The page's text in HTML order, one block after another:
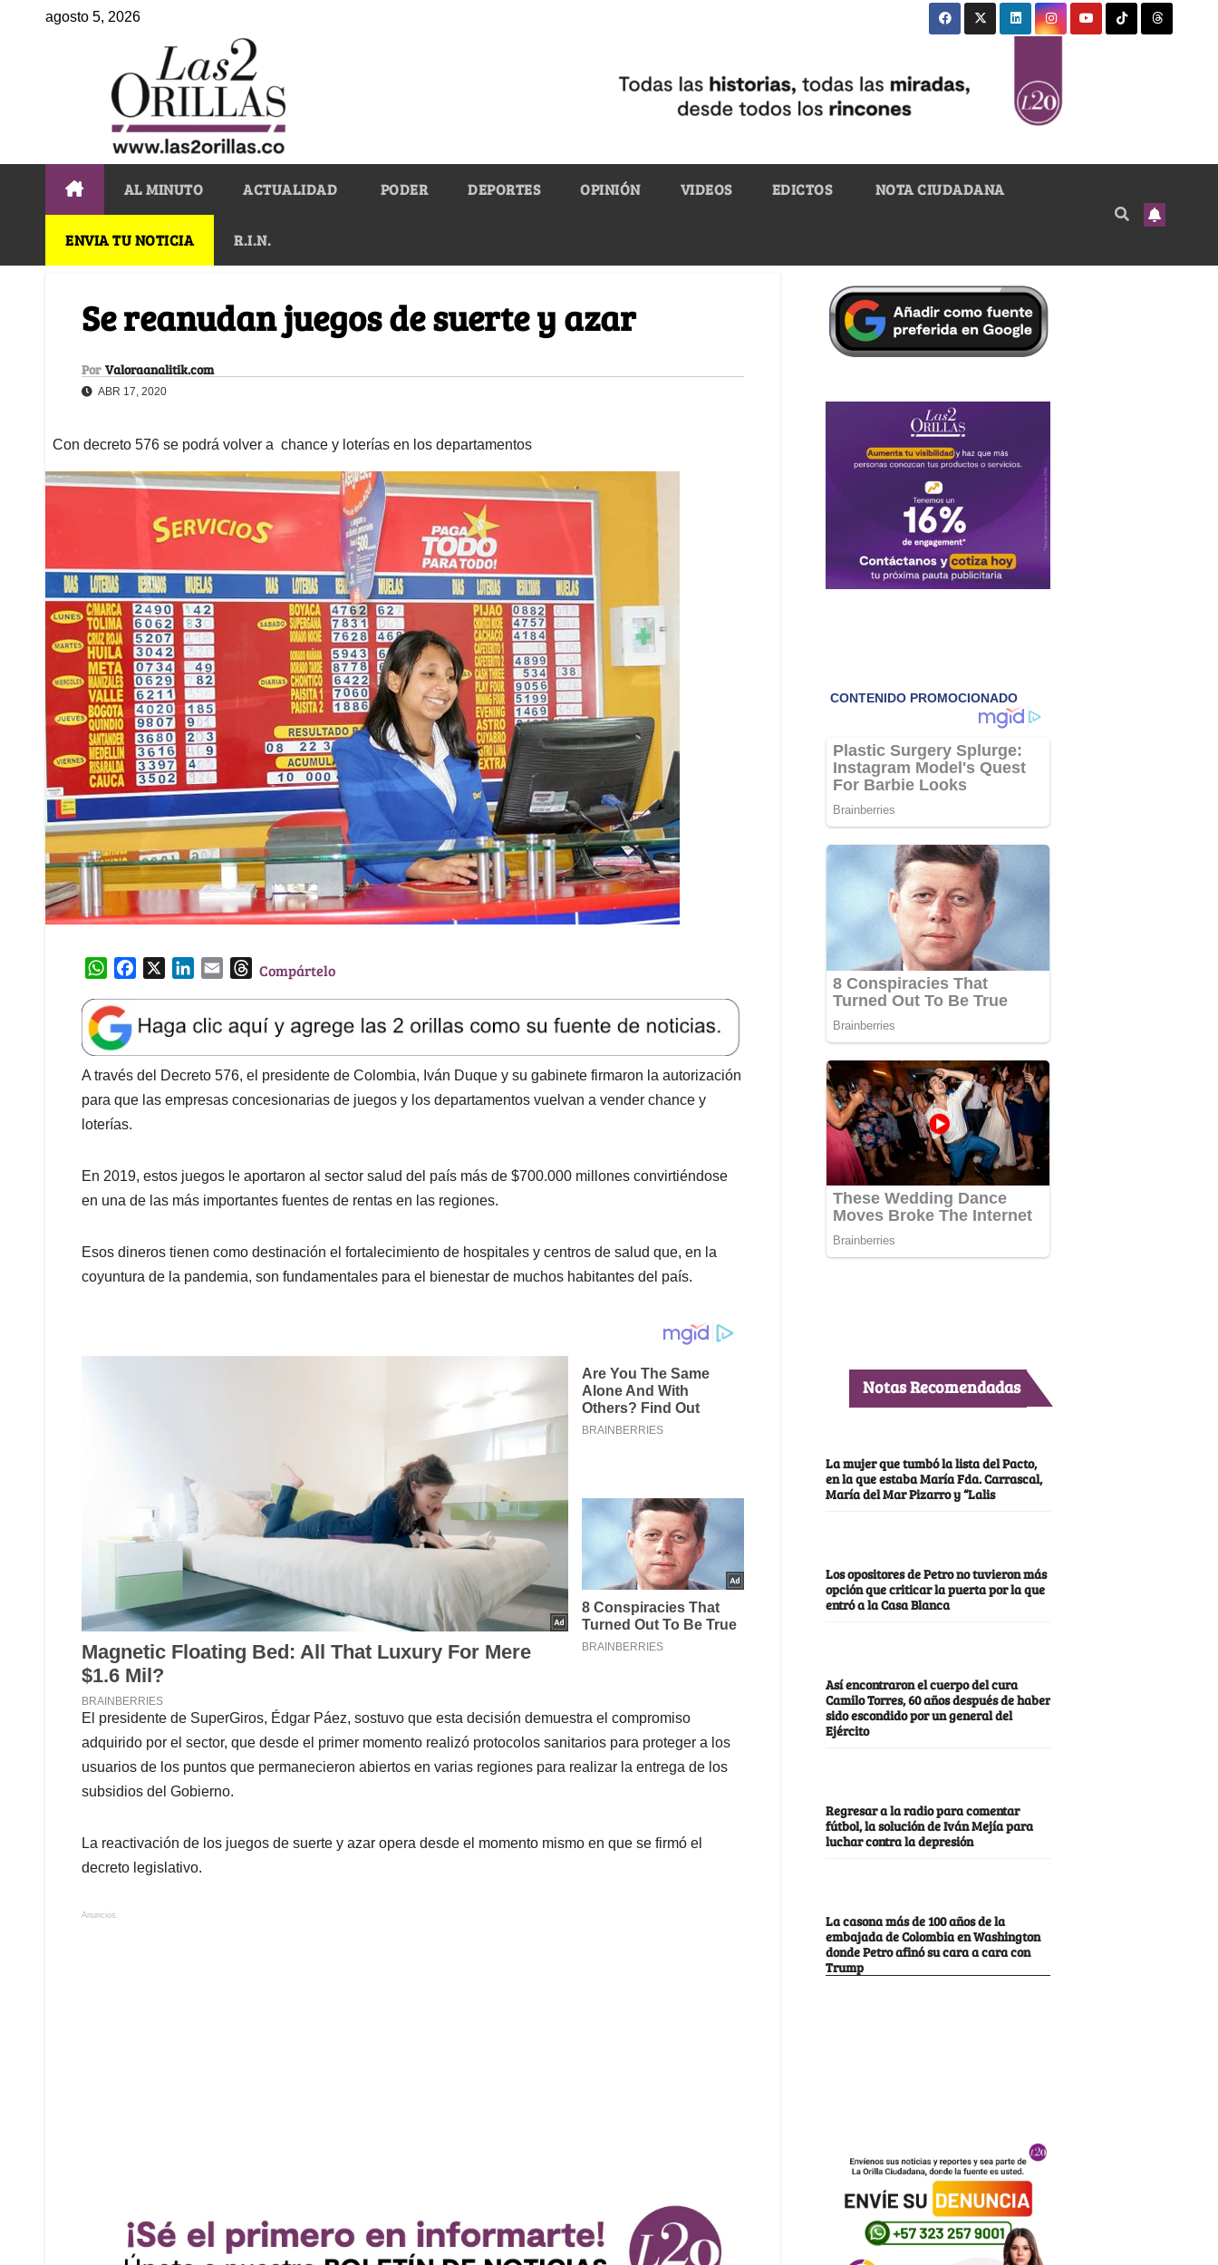
agosto 5, 2026
AL MINUTO ACTUALIDAD PODER DEPORTES OPINIÓN VIDEOS EDICTOS NOTA CIUDADANA
ENVIA TU NOTICIA R.I.N.
Se reanudan juegos de suerte y azar
Por Valoraanalitik.com
ABR 17, 2020
Con decreto 576 se podrá volver a chance y loterías en los departamentos
W
a
t
s
A
p
p
e
b
o
o
k
e
d
I
l
T
e
a
d
s
Compártelo
A través del Decreto 576, el presidente de Colombia, Iván Duque y su gabinete firmaron la autorización
para que las empresas concesionarias de juegos y los departamentos vuelvan a vender chance y
loterías.
En 2019, estos juegos le aportaron al sector salud del país más de $700.000 millones convirtiéndose
en una de las más importantes fuentes de rentas en las regiones.
Esos dineros tienen como destinación el fortalecimiento de hospitales y centros de salud que, en la
coyuntura de la pandemia, son fundamentales para el bienestar de muchos habitantes del país.
El presidente de SuperGiros, Édgar Páez, sostuvo que esta decisión demuestra el compromiso
adquirido por el sector, que desde el primer momento realizó protocolos sanitarios para proteger a los
usuarios de los puntos que permanecieron abiertos en varias regiones para realizar la entrega de los
subsidios del Gobierno.
La reactivación de los juegos de suerte y azar opera desde el momento mismo en que se firmó el
decreto legislativo.
Anuncios.
Notas Recomendadas
La mujer que tumbó la lista del Pacto,
en la que estaba María Fda. Carrascal,
María del Mar Pizarro y “Lalis
Los opositores de Petro no tuvieron más
opción que criticar la puerta por la que
entró a la Casa Blanca
Así encontraron el cuerpo del cura
Camilo Torres, 60 años después de haber
sido escondido por un general del
Ejército
Regresar a la radio para comentar
fútbol, la solución de Iván Mejía para
luchar contra la depresión
La casona más de 100 años de la
embajada de Colombia en Washington
donde Petro afinó su cara a cara con
Trump